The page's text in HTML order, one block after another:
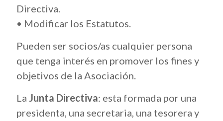
Directiva.
• Modificar los Estatutos.
Pueden ser socios/as cualquier persona
que tenga interés en promover los fines y
objetivos de la Asociación.
La Junta Directiva: esta formada por una
presidenta, una secretaria, una tesorera y